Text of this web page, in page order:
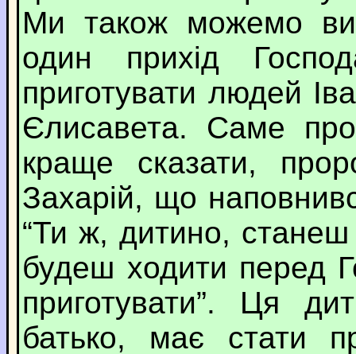
Ми також можемо
один прихід
приготувати людей
Єлисавета. Саме
краще сказати,
Захарій, що
“Ти ж, дитино,
будеш ходити перед
приготувати”. Ця
батько, має стати